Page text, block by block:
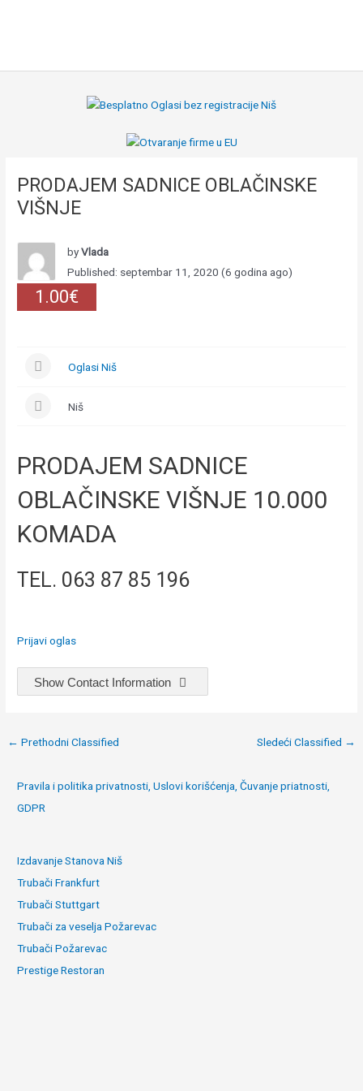
PRODAJEM SADNICE OBLAČINSKE
VIŠNJE
byVlada
Published: septembar 11, 2020 (6 godina ago)
1.00€
Oglasi Niš
Niš
PRODAJEM SADNICE
OBLAČINSKE VIŠNJE 10.000
KOMADA
TEL. 063 87 85 196
Prijavi oglas
Show Contact Information
Post
← Prethodni Classified Sledeći Classified →
Pravila i politika privatnosti, Uslovi korišćenja, Čuvanje priatnosti,
GDPR
Izdavanje Stanova Niš
Trubači Frankfurt
Trubači Stuttgart
Trubači za veselja Požarevac
Trubači Požarevac
Prestige Restoran